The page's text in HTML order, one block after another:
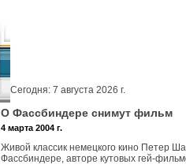
Сегодня: 7 августа 2026 г.
О Фассбиндере снимут фильм
4 марта 2004 г.
Живой классик немецкого кино Петер
Фассбиндере, авторе кутовых гей-